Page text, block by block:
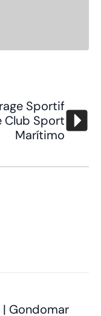
Sportif
Club Sport
Marítimo
| Gondomar